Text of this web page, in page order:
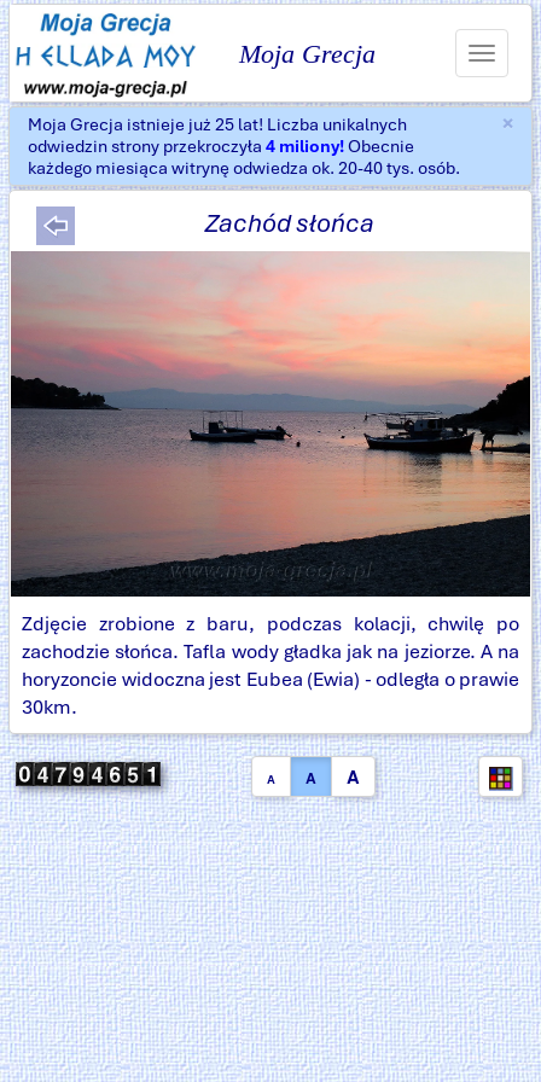
Moja Grecja
Toggle
×
Moja Grecja istnieje już 25 lat! Liczba unikalnych
odwiedzin strony przekroczyła 4 miliony!Obecnie
każdego miesiąca witrynę odwiedza ok. 20-40 tys. osób.
Zachód słońca
Zdjęcie zrobione z baru, podczas kolacji, chwilę po
zachodzie słońca. Tafla wody gładka jak na jeziorze. A na
horyzoncie widoczna jest Eubea (Ewia) - odległa o prawie
30km.
A A A